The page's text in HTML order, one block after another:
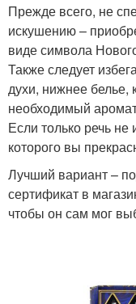
Прежде всего, не
искушению –
виде символа
Также следует
духи, нижнее белье,
необходимый
Если только речь не
которого вы
Лучший вариант –
сертификат в
чтобы он сам мог